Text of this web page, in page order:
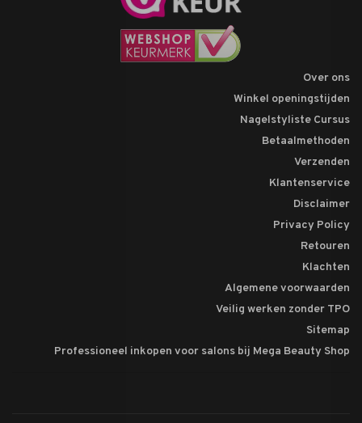
Over ons
Winkel openingstijden
Nagelstyliste Cursus
Betaalmethoden
Verzenden
Klantenservice
Disclaimer
Privacy Policy
Retouren
Klachten
Algemene voorwaarden
Veilig werken zonder TPO
Sitemap
Professioneel inkopen voor salons bij Mega Beauty Shop